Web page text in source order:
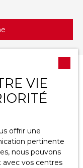
une alerte
VIE
offrir une
pertinente
nous pouvons
vos centres